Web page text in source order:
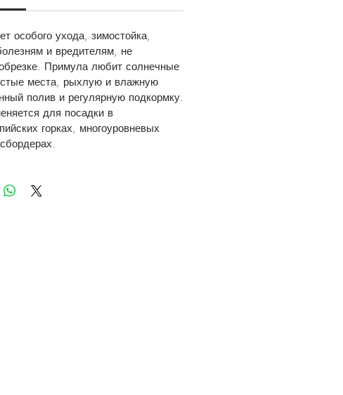
особого ухода, зимостойка,
и вредителям, не
Примула любит солнечные
места, рыхлую и влажную
полив и регулярную подкормку.
для посадки в
горках, многоуровневых